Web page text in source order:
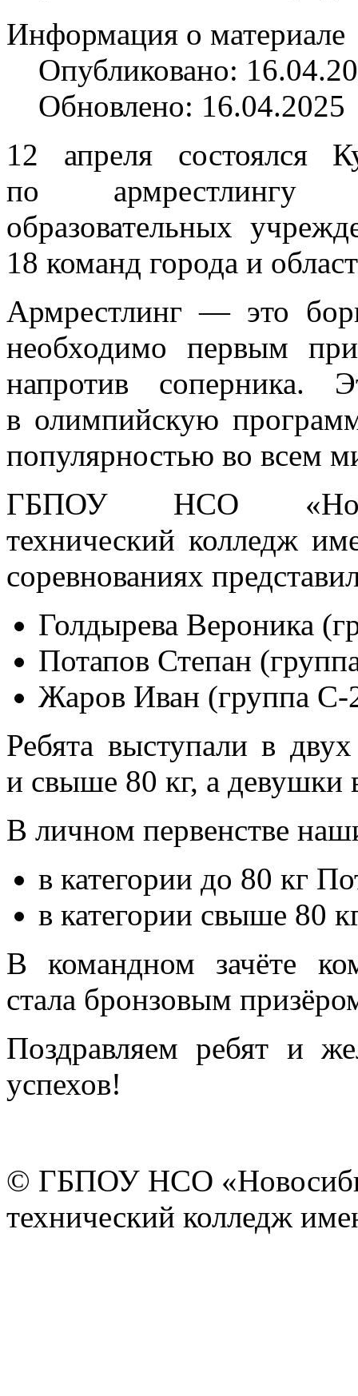
Информация о материале
Опубликовано:
Обновлено: 16.04.2025
12 апреля состоялся
по армрестлингу
образовательных
18 команд города и
Армрестлинг — это
необходимо первым
напротив соперника.
в олимпийскую
популярностью во всем
ГБПОУ НСО
технический колледж
соревнованиях
Голдырева Вероника
Потапов Степан
Жаров Иван (группа С-
Ребята выступали в
и свыше 80 кг, а девушки
В личном первенстве
в категории до 80 кг
в категории свыше 80
В командном зачёте
стала бронзовым
Поздравляем ребят и
успехов!
© ГБПОУ НСО
технический колледж